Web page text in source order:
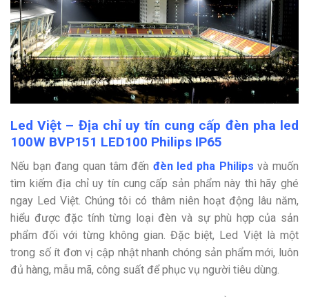
Led Việt – Địa chỉ uy tín cung cấp đèn pha led
100W BVP151 LED100 Philips IP65
Nếu bạn đang quan tâm đến đèn led pha Philips và muốn
tìm kiếm địa chỉ uy tín cung cấp sản phẩm này thì hãy ghé
ngay Led Việt. Chúng tôi có thâm niên hoạt động lâu năm,
hiểu được đặc tính từng loại đèn và sự phù hợp của sản
phẩm đối với từng không gian. Đặc biệt, Led Việt là một
trong số ít đơn vị cập nhật nhanh chóng sản phẩm mới, luôn
đủ hàng, mẫu mã, công suất để phục vụ người tiêu dùng.